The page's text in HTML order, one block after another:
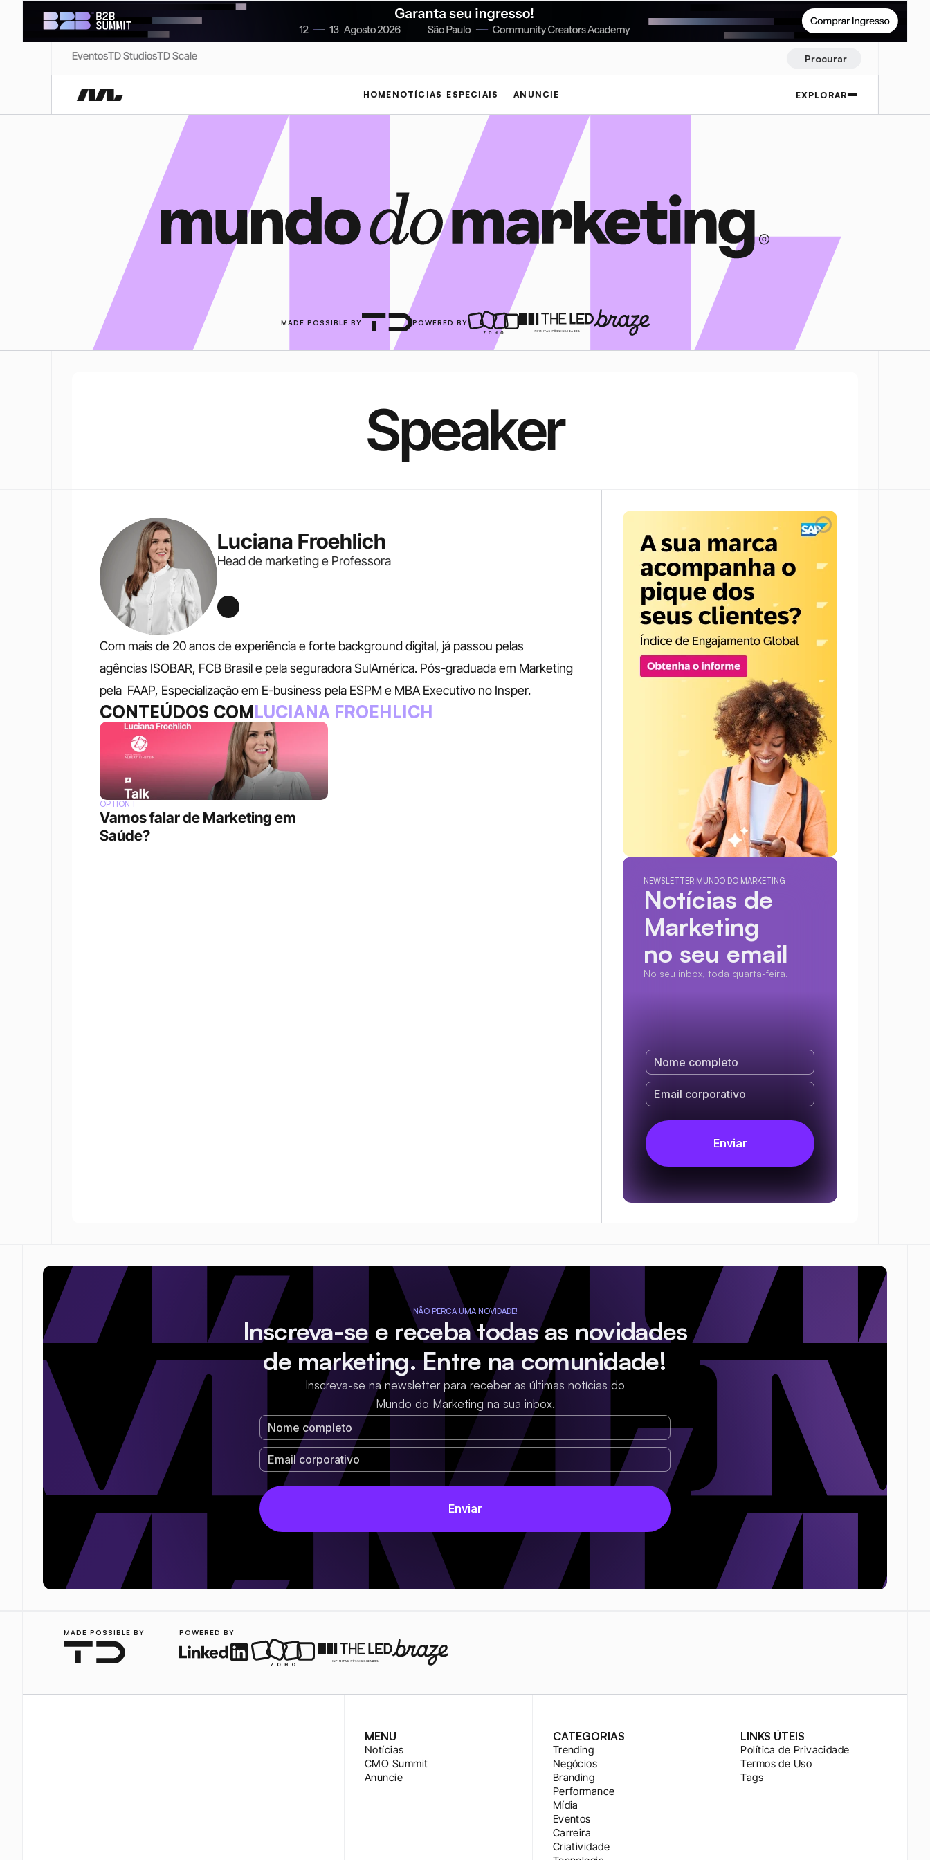
EventosTD StudiosTD Scale Procurar
HOME NOTÍCIAS ESPECIAIS ANUNCIE EXPLORAR
MADE POSSIBLE BY POWERED BY
Speaker
Luciana Froehlich
Head de marketing e Professora
Com mais de 20 anos de experiência e forte background digital, já passou pelas
agências ISOBAR, FCB Brasil e pela seguradora SulAmérica. Pós-graduada em Marketing
pela  FAAP, Especialização em E-business pela ESPM e MBA Executivo no Insper.
CONTEÚDOS COMLUCIANA FROEHLICH
OPTION 1
Vamos falar de Marketing em
Saúde?
NEWSLETTER MUNDO DO MARKETING
Notícias de
Marketing
no seu email
No seu inbox, toda quarta-feira.
NÃO PERCA UMA NOVIDADE!
Inscreva-se e receba todas as novidades
de marketing. Entre na comunidade!
Inscreva-se na newsletter para receber as últimas notícias do
Mundo do Marketing na sua inbox.
MADE POSSIBLE BY POWERED BY
MENU
Notícias
CMO Summit
Anuncie
CATEGORIAS
Trending
Negócios
Branding
Performance
Mídia
Eventos
Carreira
Criatividade
LINKS ÚTEIS
Política de Privacidade
Termos de Uso
Tags